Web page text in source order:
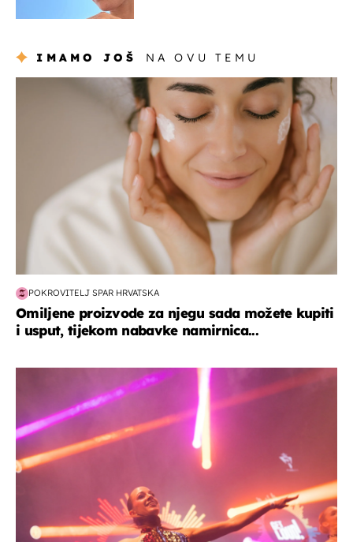
IMAMO JOŠ NA OVU TEMU
moda & ljepota
POKROVITELJ SPAR HRVATSKA
Omiljene proizvode za njegu sada možete kupiti
i usput, tijekom nabavke namirnica...